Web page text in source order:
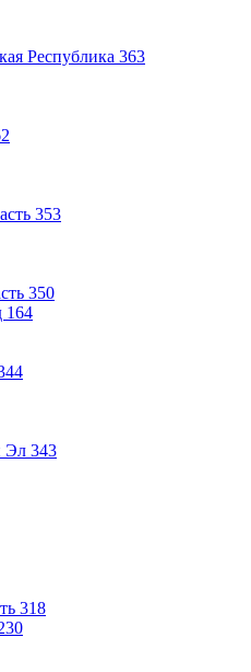
Республика 363
353
350
164
Эл 343
318